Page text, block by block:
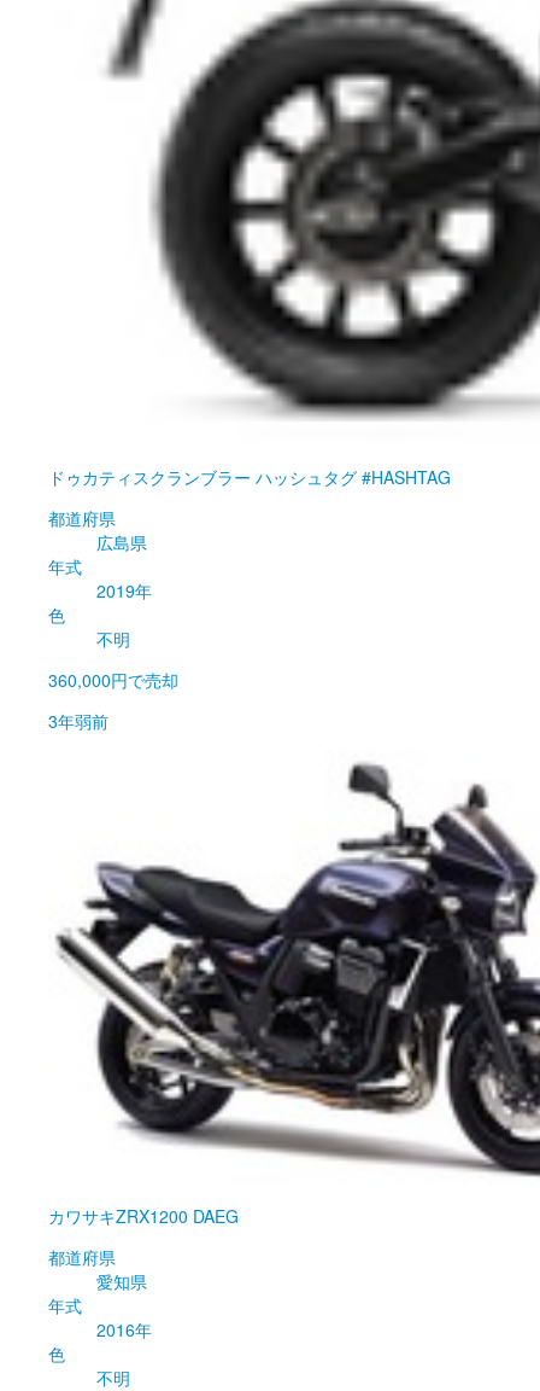
ドゥカティ スクランブラー ハッシュタグ #HASHTAG
都道府県
広島県
年式
2019年
色
不明
360,000円で売却
3年弱前
カワサキZRX1200 DAEG
都道府県
愛知県
年式
2016年
色
不明